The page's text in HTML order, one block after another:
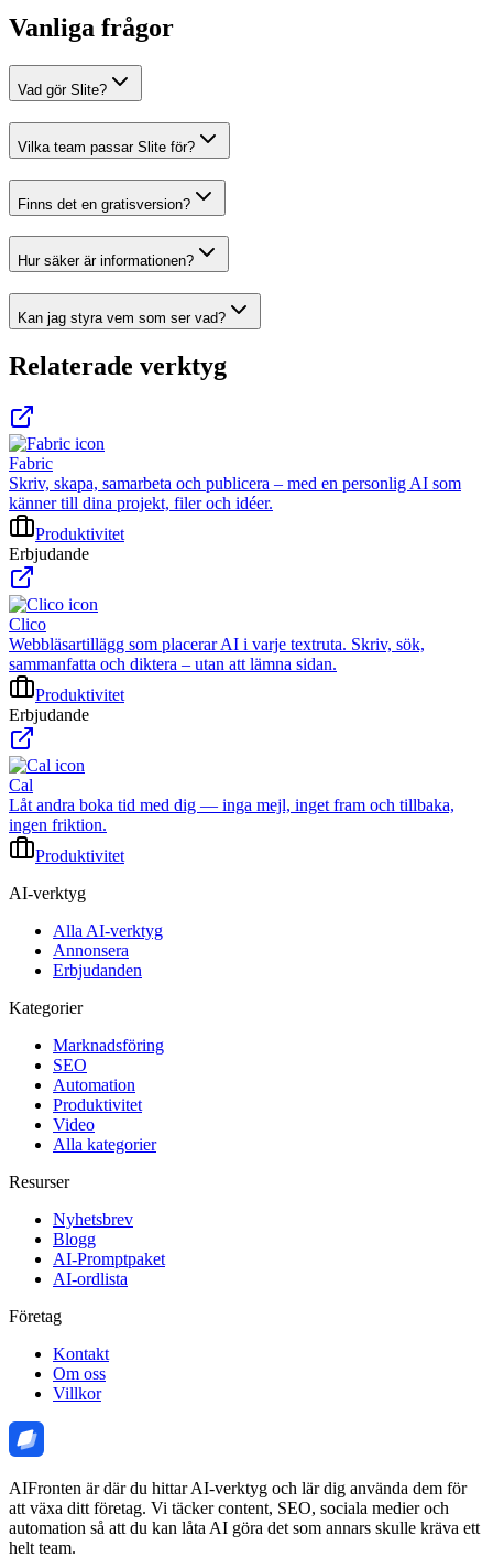
Vanliga frågor
Vad gör Slite?
Vilka team passar Slite för?
Finns det en gratisversion?
Hur säker är informationen?
Kan jag styra vem som ser vad?
Relaterade verktyg
Fabric
Skriv, skapa, samarbeta och publicera – med en personlig AI som
känner till dina projekt, filer och idéer.
Produktivitet
Erbjudande
Clico
Webbläsartillägg som placerar AI i varje textruta. Skriv, sök,
sammanfatta och diktera – utan att lämna sidan.
Produktivitet
Erbjudande
Cal
Låt andra boka tid med dig — inga mejl, inget fram och tillbaka,
ingen friktion.
Produktivitet
AI-verktyg
Alla AI-verktyg
Annonsera
Erbjudanden
Kategorier
Marknadsföring
SEO
Automation
Produktivitet
Video
Alla kategorier
Resurser
Nyhetsbrev
Blogg
AI-Promptpaket
AI-ordlista
Företag
Kontakt
Om oss
Villkor
AIFronten är där du hittar AI-verktyg och lär dig använda dem för
att växa ditt företag. Vi täcker content, SEO, sociala medier och
automation så att du kan låta AI göra det som annars skulle kräva ett
helt team.